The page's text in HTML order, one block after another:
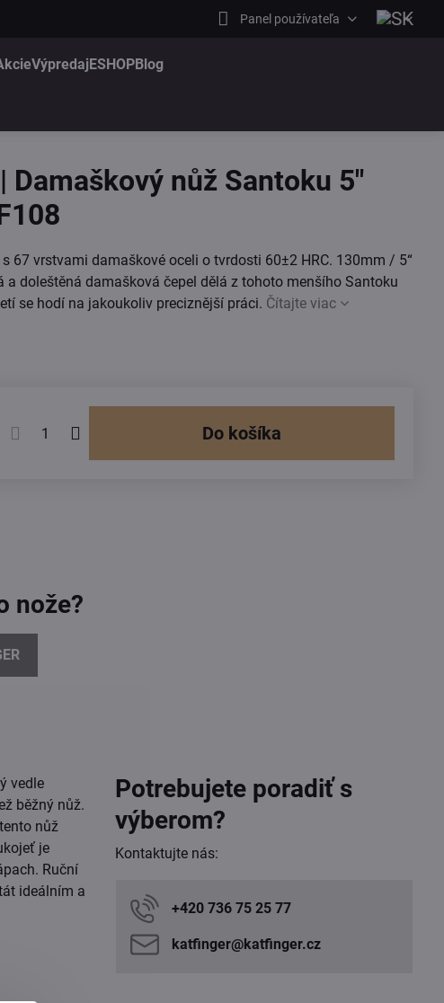
Panel používateľa
VýpredajESHOPBlog
Damaškový nůž Santoku 5"
67 vrstvami damaškové oceli o tvrdosti 60±2 HRC. 130mm / 5“
a doleštěná damašková čepel dělá z tohoto menšího Santoku
se hodí na jakoukoliv preciznější práci. Čítajte viac
Do košíka
nože?
vedle
běžný nůž.
nůž
je
Ruční
ideálním a
Potrebujete poradiť s
výberom?
Kontaktujte nás:
+420 736 75 25 77
katfinger​@katfinger​.cz